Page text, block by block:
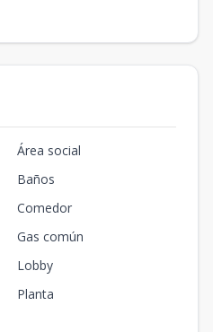
Área social
Baños
Comedor
Gas común
Lobby
Planta